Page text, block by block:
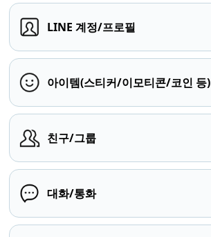
LINE 계정/프로필
아이템(스티커/이모티콘/코인 등)
친구/그룹
대화/통화